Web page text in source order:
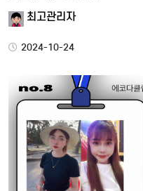
최고관리자
2024-10-24